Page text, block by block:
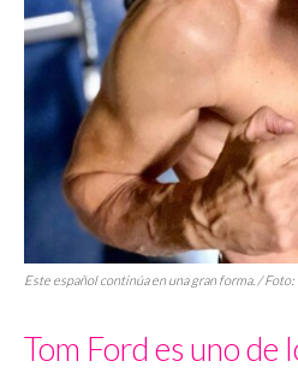
Este español continúa en una gran forma. /
Tom Ford es uno de